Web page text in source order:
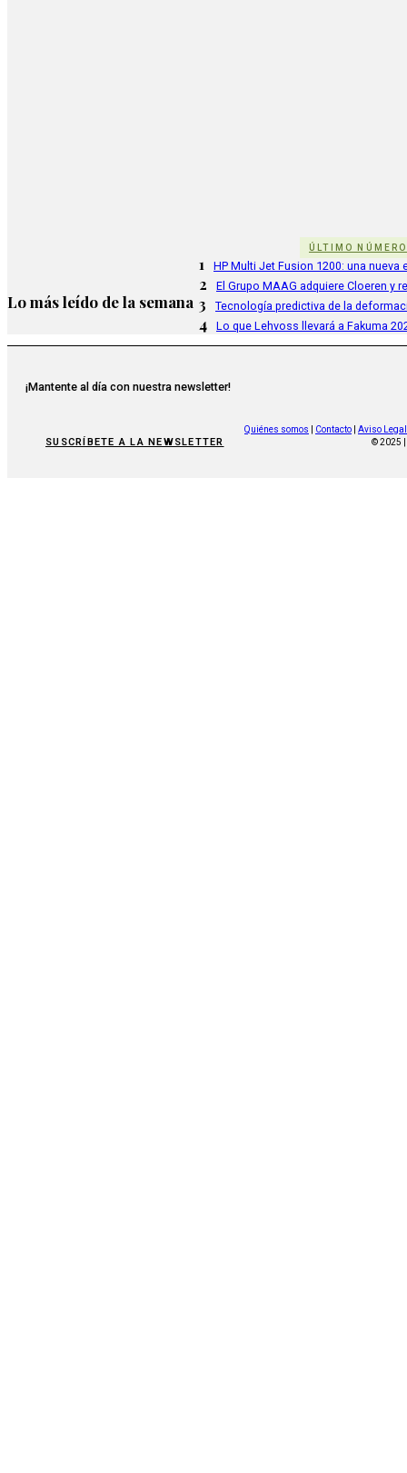
ÚLTIMO NÚMERO
Lo más leído de la semana
1 HP Multi Jet Fusion 1200: una
2 El Grupo MAAG adquiere Cloeren
3 Tecnología predictiva de la
4 Lo que Lehvoss llevará a Fakuma
¡Mantente al día con nuestra newsletter!
SUSCRÍBETE A LA NEWSLETTER
Quiénes somos Contacto
Aviso Legal
© 2025